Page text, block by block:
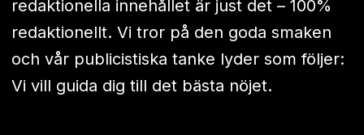
redaktionella innehållet är just det – 100%
redaktionellt. Vi tror på den goda smaken
och vår publicistiska tanke lyder som följer:
Vi vill guida dig till det bästa nöjet.